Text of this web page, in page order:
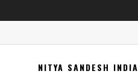
NITYA SANDESH INDIA